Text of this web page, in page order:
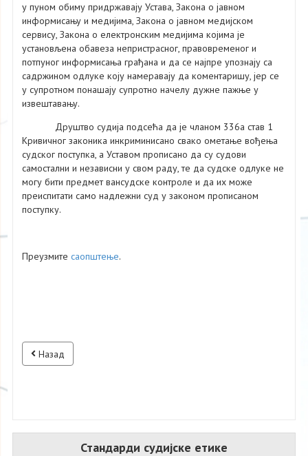
у пуном обиму придржавају Устава, Закона о јавном
информисању и медијима, Закона о јавном медијском
сервису, Закона о електронским медијима којима је
установљена обавеза непристрасног, правовременог и
потпуног информисања грађана и да се најпре упознају са
садржином одлуке коју намеравају да коментаришу, јер се
у супротном понашају супротно начелу дужне пажње у
извештавању.
Друштво судија подсећа да је чланом 336а став 1
Кривичног законика инкриминисано свако ометање вођења
судског поступка, а Уставом прописано да су судови
самостални и независни у свом раду, те да судске одлуке не
могу бити предмет вансудске контроле и да их може
преиспитати само надлежни суд у законом прописаном
поступку.
Преузмите саопштење.
Назад
Стандарди судијске етике